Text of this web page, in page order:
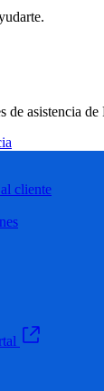
de asistencia de
cliente